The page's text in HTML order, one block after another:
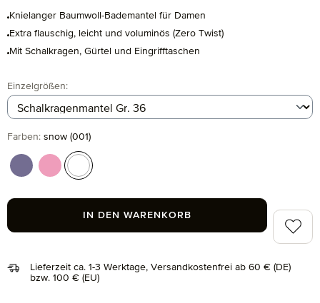
Knielanger Baumwoll-Bademantel für Damen
Extra flauschig, leicht und voluminös (Zero Twist)
Mit Schalkragen, Gürtel und Eingrifftaschen
Lieferzeit ca. 1-3 Werktage, Versandkostenfrei ab 60 € (DE)
bzw. 100 € (EU)
Einzelgrößenauswählen
:
Farbenauswählen
: snow (001)
blueberry (421)
flamingo (251)
snow (001)
IN DEN WARENKORB Zum